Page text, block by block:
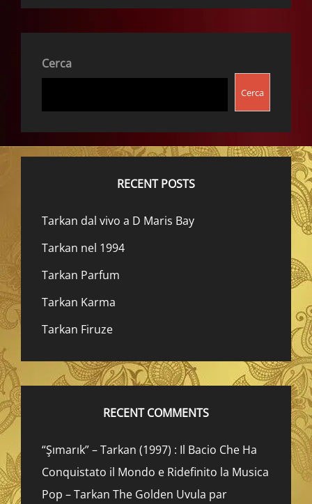
Cerca
Cerca
RECENT POSTS
Tarkan dal vivo a D Maris Bay
Tarkan nel 1994
Tarkan Parfum
Tarkan Karma
Tarkan Firuze
RECENT COMMENTS
“Şımarık” – Tarkan (1997) : Il Bacio Che Ha
Conquistato il Mondo e Ridefinito la Musica
Pop – Tarkan The Golden Uvula par